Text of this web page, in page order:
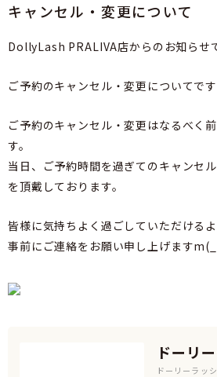
キャンセル・変更について
DollyLash PRALIVA店からのお知らせ
ご予約のキャンセル・変更についてです
ご予約のキャンセル・変更はなるべく
す。
当日、ご予約時間を過ぎてのキャンセ
を頂戴しております。
皆様に気持ちよく過ごしていただける
事前にご連絡をお願い申し上げます
ドーリ
ドーリーラッ